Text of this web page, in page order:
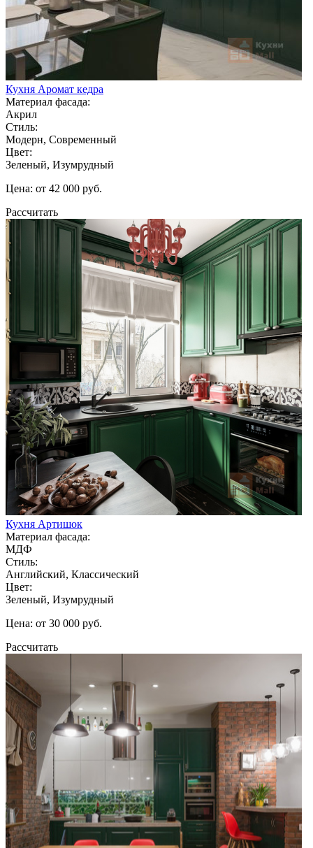
Кухня Аромат кедра
Материал фасада:
Акрил
Стиль:
Модерн, Современный
Цвет:
Зеленый, Изумрудный
Цена: от 42 000 руб.
Рассчитать
Кухня Артишок
Материал фасада:
МДФ
Стиль:
Английский, Классический
Цвет:
Зеленый, Изумрудный
Цена: от 30 000 руб.
Рассчитать